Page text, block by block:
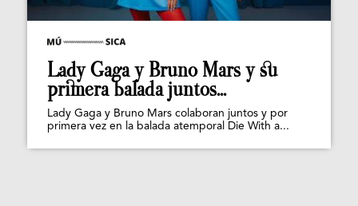
Lady Gaga y Bruno Mars y su
primera balada juntos...
Lady Gaga y Bruno Mars colaboran juntos y por
primera vez en la balada atemporal Die With a...